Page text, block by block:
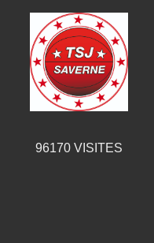
96170VISITES